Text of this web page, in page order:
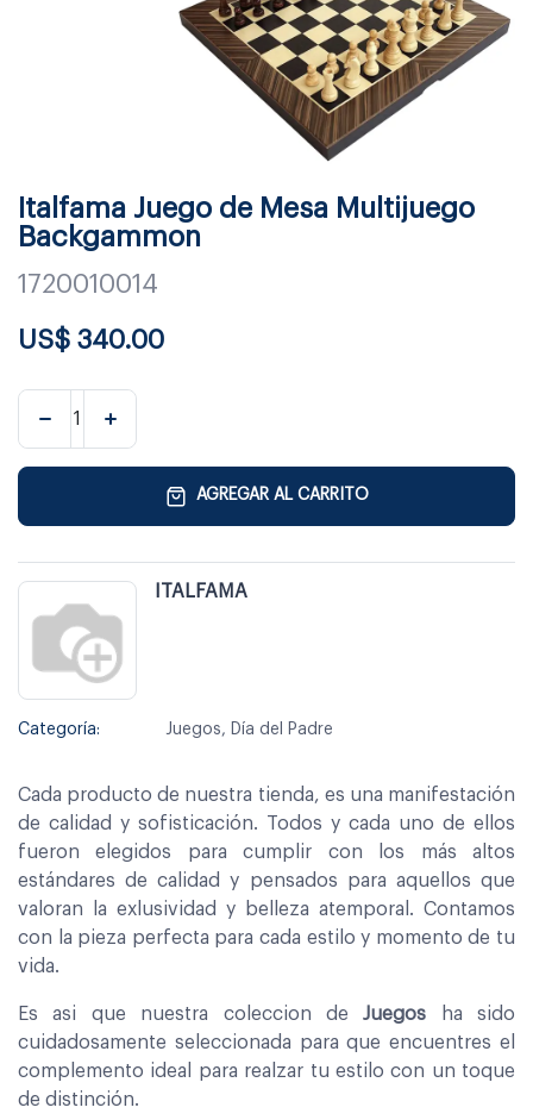
Italfama Juego de Mesa Multijuego
Backgammon
1720010014
US$ 340.00
AGREGAR AL CARRITO
ITALFAMA
Categoría: Juegos, Día del Padre
Cada producto de nuestra tienda, es una manifestación
de calidad y sofisticación. Todos y cada uno de ellos
fueron elegidos para cumplir con los más altos
estándares de calidad y pensados para aquellos que
valoran la exlusividad y belleza atemporal. Contamos
con la pieza perfecta para cada estilo y momento de tu
vida.
Es asi que nuestra coleccion deJuegos ha sido
cuidadosamente seleccionada para que encuentres el
complemento ideal para realzar tu estilo con un toque
de distinción.